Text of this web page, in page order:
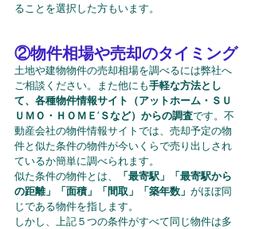
ることを選択した方もいます。
②物件相場や売却のタイミング
土地や建物物件の売却相場を調べるには弊社へ
ご相談ください。また他にも手軽な方法とし
て、各種物件情報サイト（アットホーム・ＳＵ
ＵＭＯ・ＨＯＭＥ‘Ｓなど）からの調査です。不
動産会社の物件情報サイトでは、売却予定の物
件と似た条件の物件が今いくらで売り出しされ
ているか簡単に調べられます。
似た条件の物件とは、
「最寄駅」「最寄駅から
の距離」「面積」「間取」「築年数」 がほぼ同
じである物件を指します。
しかし、上記５つの条件がすべて同じ物件は多